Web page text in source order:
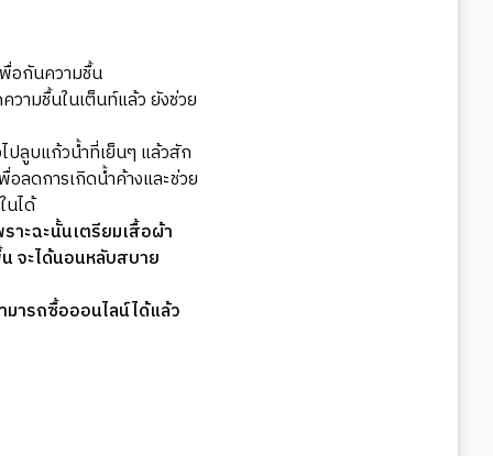
พื่อกันความชื้น
วามชื้นในเต็นท์แล้ว ยังช่วย
ปลูบแก้วน้ำที่เย็นๆ แล้วสัก
ลดการเกิดน้ำค้างและช่วย
นได้
าะฉะนั้นเตรียมเสื้อผ้า
จะได้นอนหลับสบาย
ารถซื้อออนไลน์ได้แล้ว